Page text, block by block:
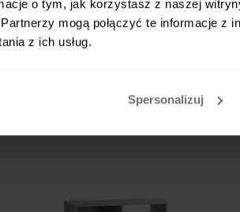
o tym, jak korzystasz z naszej
mogą połączyć te informacje z
z ich usług.
Spersonalizuj5 RAT 0%